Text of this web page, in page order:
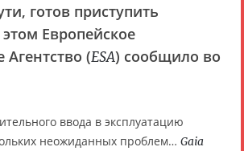
готов приступить
Европейское
Агентство (ESA) сообщило во
ввода в эксплуатацию
неожиданных проблем… Gaia